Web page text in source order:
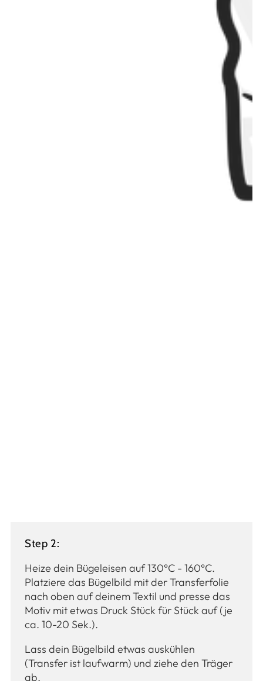
Step 2:
Heize dein Bügeleisen auf 130°C - 160°C.
Platziere das Bügelbild mit der Transferfolie
nach oben auf deinem Textil und presse das
Motiv mit etwas Druck Stück für Stück auf (je
ca. 10-20 Sek.).
Lass dein Bügelbild etwas auskühlen
(Transfer ist laufwarm) und ziehe den Träger
ab.